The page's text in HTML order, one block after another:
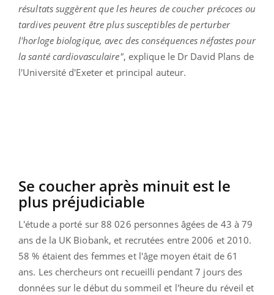
résultats suggèrent que les heures de coucher précoces ou
tardives peuvent être plus susceptibles de perturber
l'horloge biologique, avec des conséquences néfastes pour
la santé cardiovasculaire", explique le Dr David Plans de
l'Université d'Exeter et principal auteur.
Se coucher après minuit est le
plus préjudiciable
L'étude a porté sur 88 026 personnes âgées de 43 à 79
ans de la UK Biobank, et recrutées entre 2006 et 2010.
58 % étaient des femmes et l'âge moyen était de 61
ans. Les chercheurs ont recueilli pendant 7 jours des
données sur le début du sommeil et l'heure du réveil et